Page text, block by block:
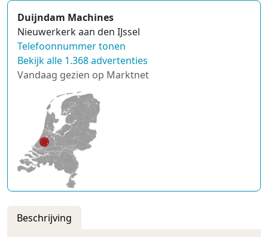
Duijndam Machines
Nieuwerkerk aan den IJssel
Telefoonnummer tonen
Bekijk alle 1.368 advertenties
Vandaag gezien op Marktnet
Beschrijving